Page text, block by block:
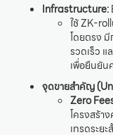
Infrastructure:
ใช้ ZK-
โดยตรง
รวดเร็ว
เพื่อยืนยั
จุดขายสำคัญ
Zero
โครงสร้า
เทรดระย